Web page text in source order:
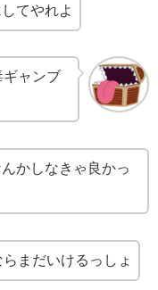
てやれよ
ギャンブ
かしなきゃ良かっ
まだいけるっしょ